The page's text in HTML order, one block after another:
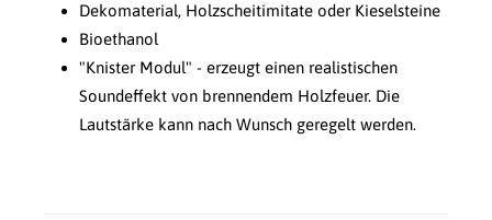
Dekomaterial, Holzscheitimitate oder Kieselsteine
Bioethanol
"Knister Modul" - erzeugt einen realistischen
Soundeffekt von brennendem Holzfeuer. Die
Lautstärke kann nach Wunsch geregelt werden.